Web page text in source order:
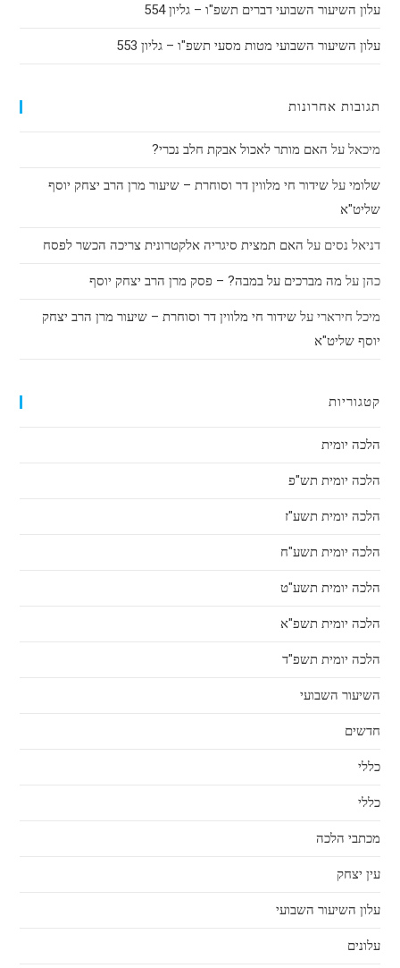
עלון השיעור השבועי דברים תשפ"ו – גליון 554
עלון השיעור השבועי מטות מסעי תשפ"ו – גליון 553
תגובות אחרונות
מיכאל על האם מותר לאכול אבקת חלב נכרי?
שלומי עלשידור חי מלווין דר וסוחרת – שיעור מרן הרב יצחק יוסף
שליט"א
דניאל נסים על האם תמצית סיגריה אלקטרונית צריכה הכשר לפסח
כהן על מה מברכים על במבה? – פסק מרן הרב יצחק יוסף
מיכל חירארי עלשידור חי מלווין דר וסוחרת – שיעור מרן הרב יצחק
יוסף שליט"א
קטגוריות
הלכה יומית
הלכה יומית תש"פ
הלכה יומית תשע"ז
הלכה יומית תשע"ח
הלכה יומית תשע"ט
הלכה יומית תשפ"א
הלכה יומית תשפ"ד
השיעור השבועי
חדשים
כללי
כללי
מכתבי הלכה
עין יצחק
עלון השיעור השבועי
עלונים